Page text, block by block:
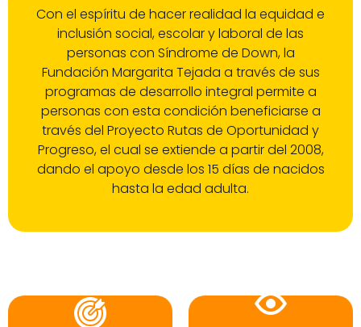
Con el espíritu de hacer realidad la equidad e
inclusión social, escolar y laboral de las
personas con Síndrome de Down, la
Fundación Margarita Tejada a través de sus
programas de desarrollo integral permite a
personas con esta condición beneficiarse a
través del Proyecto Rutas de Oportunidad y
Progreso, el cual se extiende a partir del 2008,
dando el apoyo desde los 15 días de nacidos
hasta la edad adulta.